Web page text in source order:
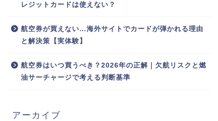
レジットカードは使えない？
航空券が買えない…海外サイトでカードが弾かれる理由
と解決策【実体験】
航空券はいつ買うべき？2026年の正解｜欠航リスクと燃
油サーチャージで考える判断基準
アーカイブ